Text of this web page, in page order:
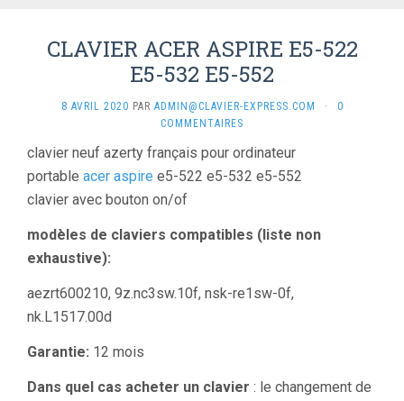
CLAVIER ACER ASPIRE E5-522
E5-532 E5-552
8 AVRIL 2020 PAR ADMIN@CLAVIER-EXPRESS.COM ·
0
COMMENTAIRES
clavier neuf azerty français pour ordinateur
portable acer aspire e5-522 e5-532 e5-552
clavier avec bouton on/of
modèles de claviers compatibles (liste non
exhaustive):
aezrt600210, 9z.nc3sw.10f, nsk-re1sw-0f,
nk.L1517.00d
Garantie: 12 mois
Dans quel cas acheter un clavier : le changement de